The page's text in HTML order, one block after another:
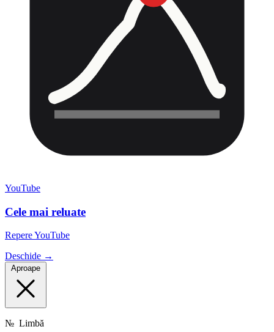
YouTube
Cele mai reluate
Repere YouTube
Deschide →
Aproape
№ Limbă